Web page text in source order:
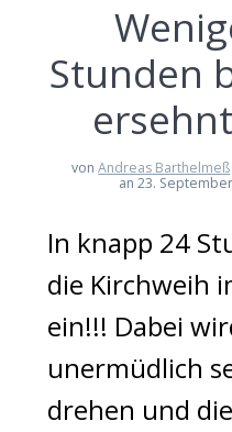
Stunden
vonAndreas Barthelmeß
an 23.
In knapp 24
die Kirchweih
ein!!! Dabei
unermüdlich
drehen und